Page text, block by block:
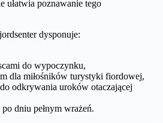
ułatwia poznawanie tego
dysponuje:
do wypoczynku,
dla miłośników turystyki fiordowej,
odkrywania uroków otaczającej
dniu pełnym wrażeń.